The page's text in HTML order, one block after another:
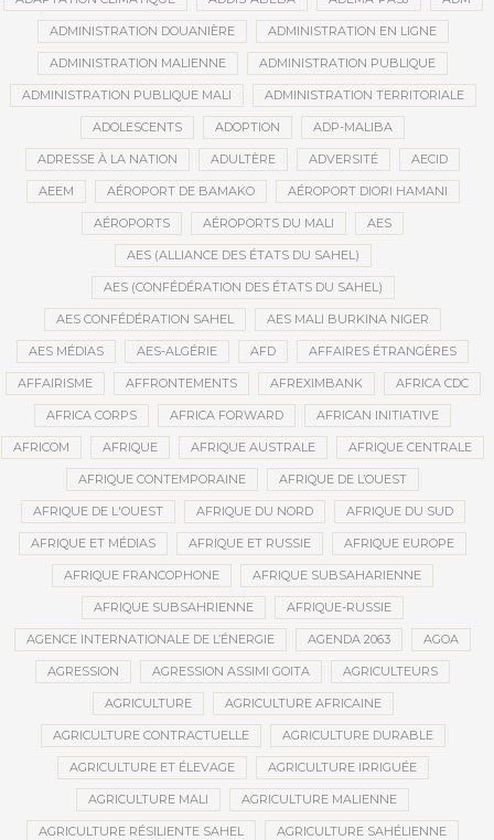
ADMINISTRATION DOUANIÈRE ADMINISTRATION EN LIGNE
ADMINISTRATION MALIENNE ADMINISTRATION PUBLIQUE
ADMINISTRATION PUBLIQUE MALI ADMINISTRATION TERRITORIALE
ADOLESCENTS ADOPTION ADP-MALIBA
ADRESSE À LA NATION ADULTÈRE ADVERSITÉ AECID
AEEM AÉROPORT DE BAMAKO AÉROPORT DIORI HAMANI
AÉROPORTS AÉROPORTS DU MALI AES
AES (ALLIANCE DES ÉTATS DU SAHEL)
AES (CONFÉDÉRATION DES ÉTATS DU SAHEL)
AES CONFÉDÉRATION SAHEL AES MALI BURKINA NIGER
AES MÉDIAS AES-ALGÉRIE AFD AFFAIRES ÉTRANGÈRES
AFFAIRISME AFFRONTEMENTS AFREXIMBANK AFRICA CDC
AFRICA CORPS AFRICA FORWARD AFRICAN INITIATIVE
AFRICOM AFRIQUE AFRIQUE AUSTRALE AFRIQUE CENTRALE
AFRIQUE CONTEMPORAINE AFRIQUE DE L’OUEST
AFRIQUE DE L'OUEST AFRIQUE DU NORD AFRIQUE DU SUD
AFRIQUE ET MÉDIAS AFRIQUE ET RUSSIE AFRIQUE EUROPE
AFRIQUE FRANCOPHONE AFRIQUE SUBSAHARIENNE
AFRIQUE SUBSAHRIENNE AFRIQUE-RUSSIE
AGENCE INTERNATIONALE DE L’ÉNERGIE AGENDA 2063 AGOA
AGRESSION AGRESSION ASSIMI GOITA AGRICULTEURS
AGRICULTURE AGRICULTURE AFRICAINE
AGRICULTURE CONTRACTUELLE AGRICULTURE DURABLE
AGRICULTURE ET ÉLEVAGE AGRICULTURE IRRIGUÉE
AGRICULTURE MALI AGRICULTURE MALIENNE
AGRICULTURE RÉSILIENTE SAHEL AGRICULTURE SAHÉLIENNE